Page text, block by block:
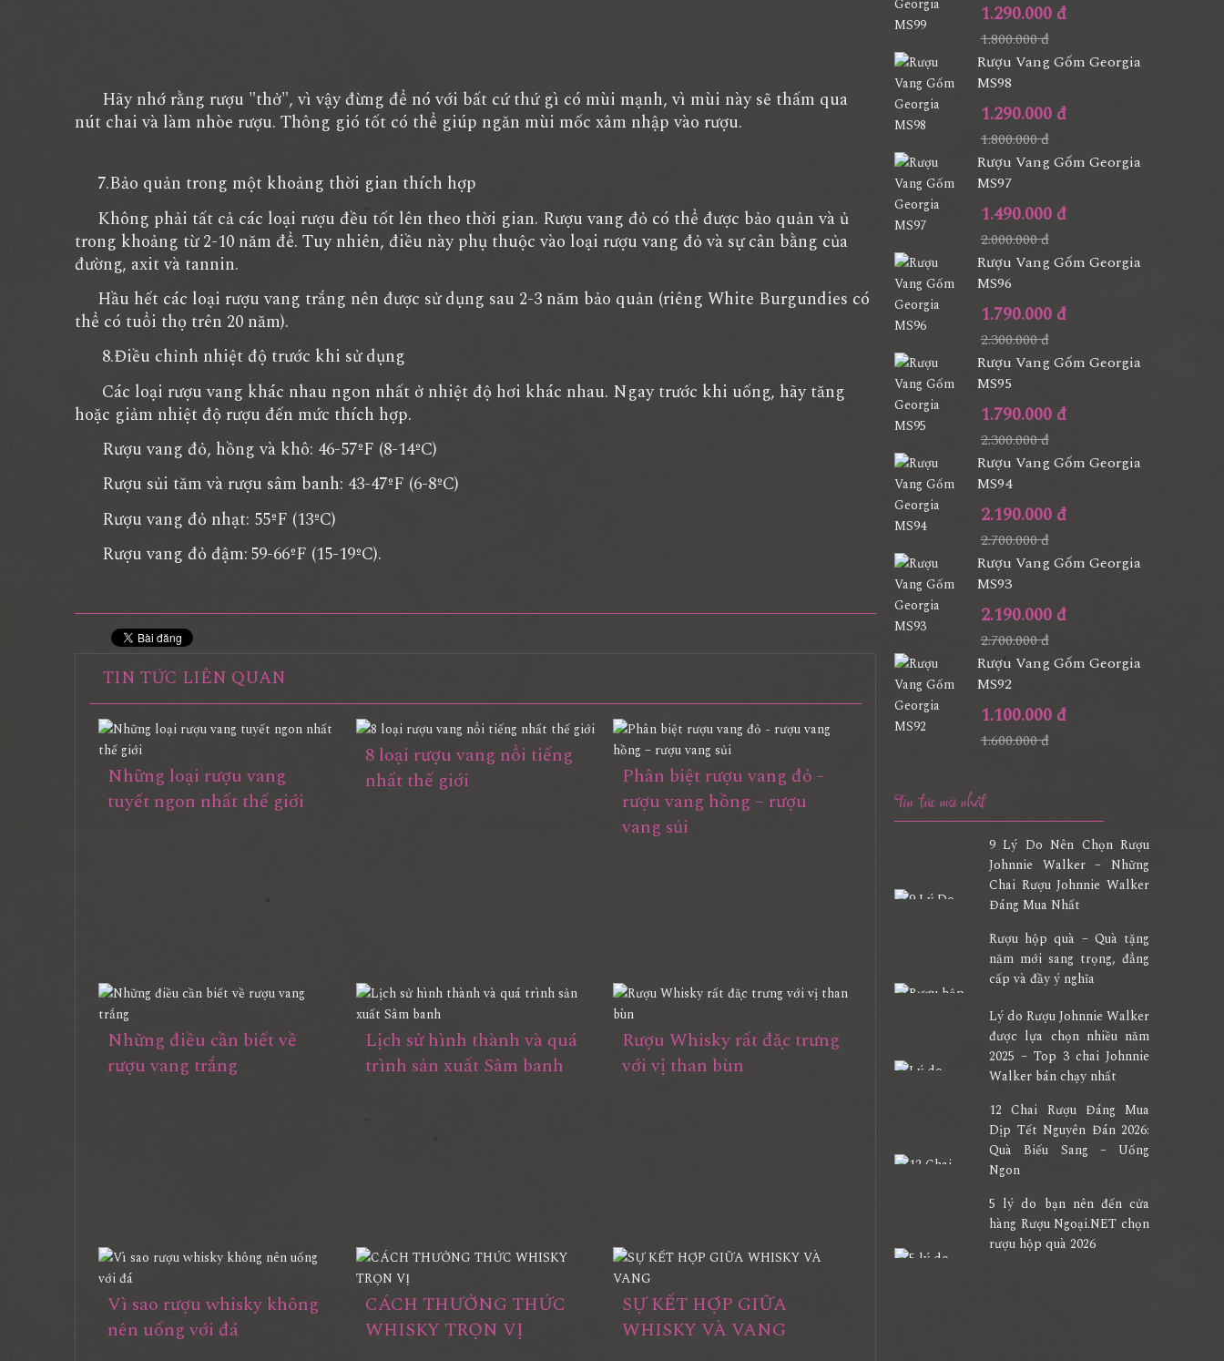
Hãy nhớ rằng rượu "thở", vì vậy đừng để nó với bất cứ thứ gì có mùi mạnh, vì mùi này sẽ thấm qua
nút chai và làm nhòe rượu. Thông gió tốt có thể giúp ngăn mùi mốc xâm nhập vào rượu.
7.Bảo quản trong một khoảng thời gian thích hợp
Không phải tất cả các loại rượu đều tốt lên theo thời gian. Rượu vang đỏ có thể được bảo quản và ủ
trong khoảng từ 2-10 năm để. Tuy nhiên, điều này phụ thuộc vào loại rượu vang đỏ và sự cân bằng của
đường, axit và tannin.
Hầu hết các loại rượu vang trắng nên được sử dụng sau 2-3 năm bảo quản (riêng White Burgundies có
thể có tuổi thọ trên 20 năm).
8.Điều chỉnh nhiệt độ trước khi sử dụng
Các loại rượu vang khác nhau ngon nhất ở nhiệt độ hơi khác nhau. Ngay trước khi uống, hãy tăng
hoặc giảm nhiệt độ rượu đến mức thích hợp.
Rượu vang đỏ, hồng và khô: 46-57ºF (8-14ºC)
Rượu sủi tăm và rượu sâm banh: 43-47ºF (6-8ºC)
Rượu vang đỏ nhạt: 55ºF (13ºC)
Rượu vang đỏ đậm:59-66ºF (15-19ºC).
TIN TỨC LIÊN QUAN
Những loại rượu vang
tuyết ngon nhất thế giới
8 loại rượu vang nổi tiếng
nhất thế giới
Phân biệt rượu vang đỏ -
rượu vang hồng – rượu
vang sủi
Những điều cần biết về
rượu vang trắng
Lịch sử hình thành và quá
trình sản xuất Sâm banh
Rượu Whisky rất đặc trưng
với vị than bùn
Vì sao rượu whisky không
nên uống với đá
CÁCH THƯỞNG THỨC
WHISKY TRỌN VỊ
SỰ KẾT HỢP GIỮA
WHISKY VÀ VANG
1.290.000 đ
1.800.000 đ
Rượu Vang Gốm Georgia
MS98
1.290.000 đ
1.800.000 đ
Rượu Vang Gốm Georgia
MS97
1.490.000 đ
2.000.000 đ
Rượu Vang Gốm Georgia
MS96
1.790.000 đ
2.300.000 đ
Rượu Vang Gốm Georgia
MS95
1.790.000 đ
2.300.000 đ
Rượu Vang Gốm Georgia
MS94
2.190.000 đ
2.700.000 đ
Rượu Vang Gốm Georgia
MS93
2.190.000 đ
2.700.000 đ
Rượu Vang Gốm Georgia
MS92
1.100.000 đ
1.600.000 đ
Tin tức mới nhất
9 Lý Do Nên Chọn Rượu
Johnnie Walker – Những
Chai Rượu Johnnie Walker
Đáng Mua Nhất
Rượu hộp quà – Quà tặng
năm mới sang trọng, đẳng
cấp và đầy ý nghĩa
Lý do Rượu Johnnie Walker
được lựa chọn nhiều năm
2025 – Top 3 chai Johnnie
Walker bán chạy nhất
12 Chai Rượu Đáng Mua
Dịp Tết Nguyên Đán 2026:
Quà Biếu Sang – Uống
Ngon
5 lý do bạn nên đến cửa
hàng Rượu Ngoại.NET chọn
rượu hộp quà 2026